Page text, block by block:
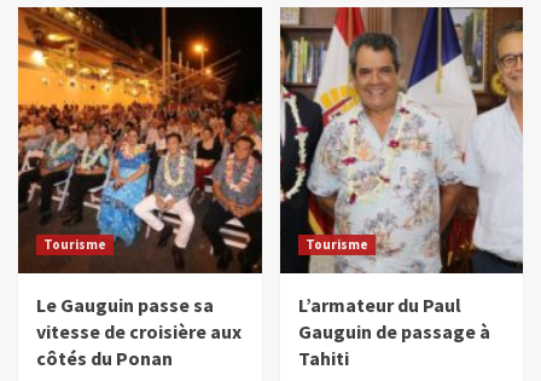
Tourisme
Le Gauguin passe sa
vitesse de croisière aux
côtés du Ponan
Tourisme
L’armateur du Paul
Gauguin de passage à
Tahiti